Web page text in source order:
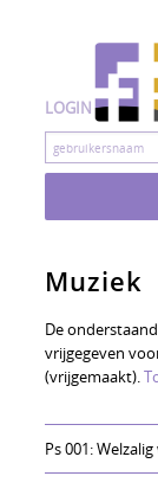
LOGIN
Muziek
De
vrijgegeven
(vrijgemaakt).
Ps 001: